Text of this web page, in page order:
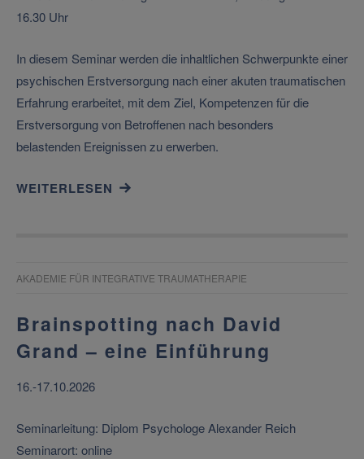
16.30 Uhr
In diesem Seminar werden die inhaltlichen Schwerpunkte einer
psychischen Erstversorgung nach einer akuten traumatischen
Erfahrung erarbeitet, mit dem Ziel, Kompetenzen für die
Erstversorgung von Betroffenen nach besonders
belastenden Ereignissen zu erwerben.
WEITERLESEN
AKADEMIE FÜR INTEGRATIVE TRAUMATHERAPIE
Brainspotting nach David
Grand – eine Einführung
16.-17.10.2026
Seminarleitung: Diplom Psychologe Alexander Reich
Seminarort: online